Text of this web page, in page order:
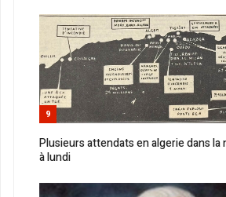
9
Plusieurs attendats en algerie dans
à lundi